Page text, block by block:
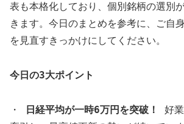
表も本格化しており、個別銘柄の選別
きます。今日のまとめを参考に、ご自
を見直すきっかけにしてください。
今日の3大ポイント
・ 日経平均が一時6万円を突破！
好